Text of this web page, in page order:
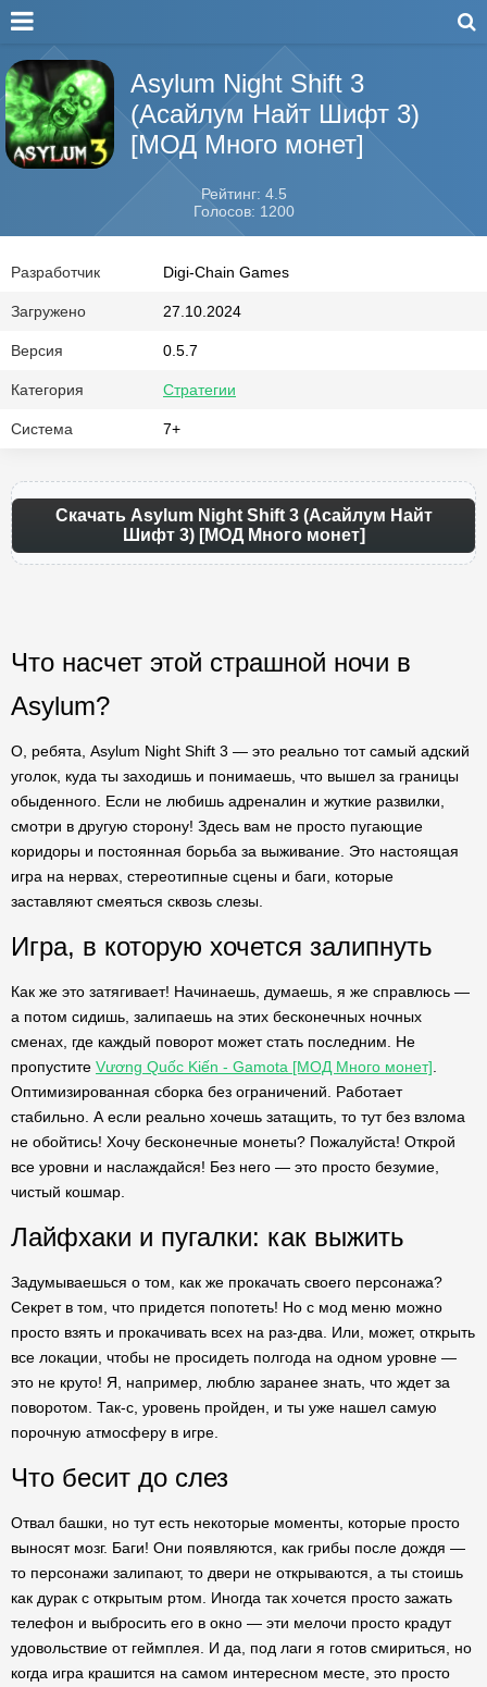
Asylum Night Shift 3
(Асайлум Найт Шифт 3)
[МОД Много монет]
Рейтинг: 4.5
Голосов: 1200
Разработчик Digi-Chain Games
Загружено 27.10.2024
Версия 0.5.7
Категория Стратегии
Система 7+
Скачать Asylum Night Shift 3 (Асайлум Найт
Шифт 3) [МОД Много монет]
Что насчет этой страшной ночи в
Asylum?
О, ребята, Asylum Night Shift 3 — это реально тот самый адский
уголок, куда ты заходишь и понимаешь, что вышел за границы
обыденного. Если не любишь адреналин и жуткие развилки,
смотри в другую сторону! Здесь вам не просто пугающие
коридоры и постоянная борьба за выживание. Это настоящая
игра на нервах, стереотипные сцены и баги, которые
заставляют смеяться сквозь слезы.
Игра, в которую хочется залипнуть
Как же это затягивает! Начинаешь, думаешь, я же справлюсь —
а потом сидишь, залипаешь на этих бесконечных ночных
сменах, где каждый поворот может стать последним. Не
пропустите Vương Quốc Kiến - Gamota [МОД Много монет]
Оптимизированная сборка без ограничений. Работает
стабильно. А если реально хочешь затащить, то тут без взлома
не обойтись! Хочу бесконечные монеты? Пожалуйста! Открой
все уровни и наслаждайся! Без него — это просто безумие,
чистый кошмар.
Лайфхаки и пугалки: как выжить
Задумываешься о том, как же прокачать своего персонажа?
Секрет в том, что придется попотеть! Но с мод меню можно
просто взять и прокачивать всех на раз-два. Или, может, открыть
все локации, чтобы не просидеть полгода на одном уровне —
это не круто! Я, например, люблю заранее знать, что ждет за
поворотом. Так-с, уровень пройден, и ты уже нашел самую
порочную атмосферу в игре.
Что бесит до слез
Отвал башки, но тут есть некоторые моменты, которые просто
выносят мозг. Баги! Они появляются, как грибы после дождя —
то персонажи залипают, то двери не открываются, а ты стоишь
как дурак с открытым ртом. Иногда так хочется просто зажать
телефон и выбросить его в окно — эти мелочи просто крадут
удовольствие от геймплея. И да, под лаги я готов смириться, но
когда игра крашится на самом интересном месте, это просто